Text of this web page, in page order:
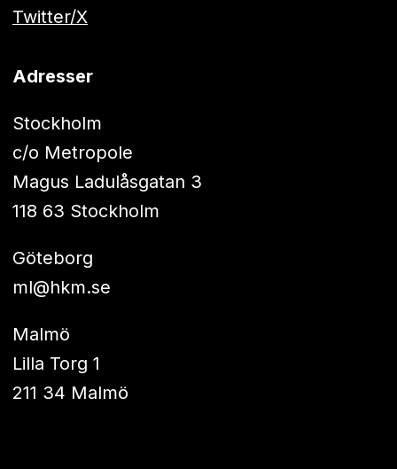
Twitter/X
Adresser
Stockholm
c/o Metropole
Magus Ladulåsgatan 3
118 63 Stockholm
Göteborg
ml@hkm.se
Malmö
Lilla Torg 1
211 34 Malmö